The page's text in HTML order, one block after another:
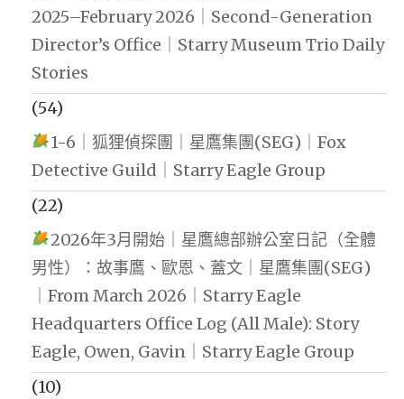
2025–February 2026｜Second-Generation
Director’s Office｜Starry Museum Trio Daily
Stories
(54)
1-6｜狐狸偵探團｜星鷹集團(SEG)｜Fox
Detective Guild｜Starry Eagle Group
(22)
2026年3月開始｜星鷹總部辦公室日記（全體
男性）：故事鷹、歐恩、蓋文｜星鷹集團(SEG)
｜From March 2026｜Starry Eagle
Headquarters Office Log (All Male): Story
Eagle, Owen, Gavin｜Starry Eagle Group
(10)